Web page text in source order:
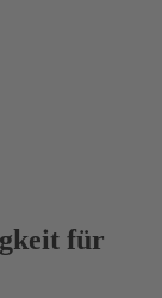
für